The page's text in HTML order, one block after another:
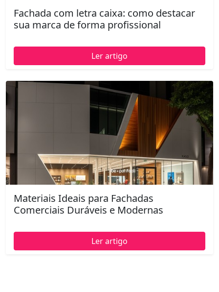
Fachada com letra caixa: como destacar
sua marca de forma profissional
Ler artigo
Materiais Ideais para Fachadas
Comerciais Duráveis e Modernas
Ler artigo